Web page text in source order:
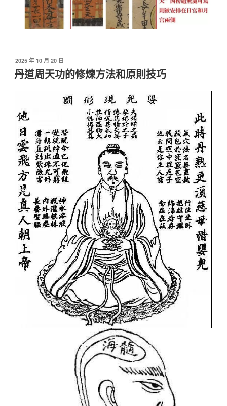
發
佈
於
2025 年 10 月 20 日
丹道周天功的修煉方法和原則技巧